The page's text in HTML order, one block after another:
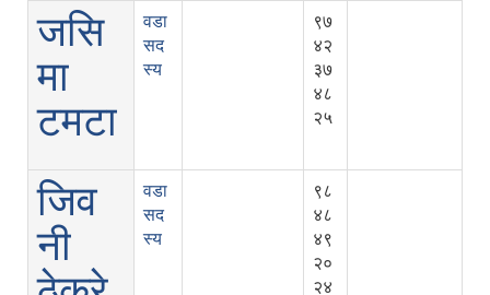
जसि
मा
टमटा
वडा
सद
स्य
९७
४२
३७
४८
२५
जिव
नी
वडा
सद
स्य
९८
४८
४९
२०
२४